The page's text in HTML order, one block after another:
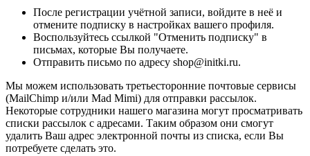
После регистрации учётной записи, войдите в неё и
отмените подписку в настройках вашего профиля.
Воспользуйтесь ссылкой "Отменить подписку" в
письмах, которые Вы получаете.
Отправить письмо по адресу shop@initki.ru.
Мы можем использовать третьесторонние почтовые сервисы
(MailChimp и/или Mad Mimi) для отправки рассылок.
Некоторые сотрудники нашего магазина могут просматривать
списки рассылок с адресами. Таким образом они смогут
удалить Ваш адрес электронной почты из списка, если Вы
потребуете сделать это.